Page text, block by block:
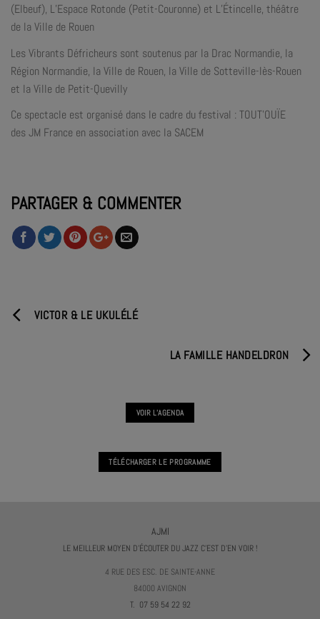
(Elbeuf), L’Espace Rotonde (Petit-Couronne) et L’Étincelle, théâtre
de la Ville de Rouen
Les Vibrants Défricheurs sont soutenus par la Drac Normandie, la
Région Normandie, la Ville de Rouen, la Ville de Sotteville-lès-Rouen
et la Ville de Petit-Quevilly
Ce spectacle est organisé dans le cadre du festival : TOUT’OUÏE
des JM France en association avec la SACEM
PARTAGER & COMMENTER
VICTOR & LE UKULÉLÉ
LA FAMILLE HANDELDRON
VOIR L'AGENDA
TÉLÉCHARGER LE PROGRAMME
AJMI
LE MEILLEUR MOYEN D'ÉCOUTER DU JAZZ C'EST D'EN VOIR !
4 RUE DES ESC. DE SAINTE-ANNE
84000 AVIGNON
T. 07 59 54 22 92